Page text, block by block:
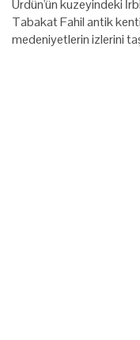
Ürdün'ün kuzeyindeki
Tabakat Fahil antik
medeniyetlerin izlerini